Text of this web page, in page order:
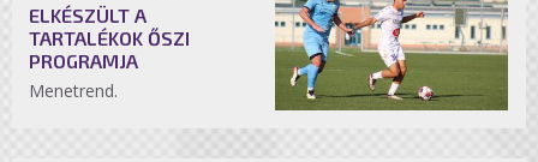
ELKÉSZÜLT A
TARTALÉKOK ŐSZI
PROGRAMJA
Menetrend.